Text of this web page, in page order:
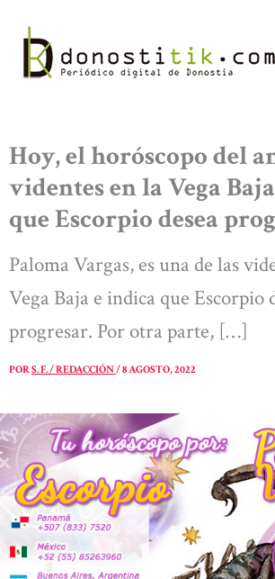
contenido
Hoy, el horóscopo del
videntes en la Vega
que Escorpio desea
Paloma Vargas, es una de las
Vega Baja e indica que Escorpio
progresar. Por otra parte, […]
PORS. F. / REDACCIÓN/8 AGOSTO, 2022